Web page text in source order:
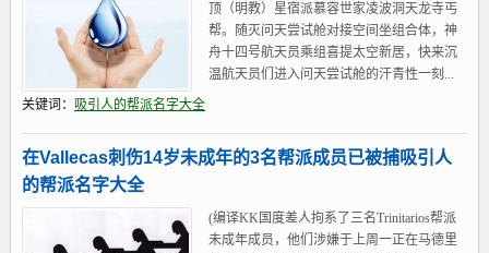
顶（明教）星宿派慕容世家凌波洞天龙寺丐
帮。随灭问天尝试舱对接空间坐组合体，神
舟十四号航天员乘组喜提太空新居，快来沉
温航天员们进入问天尝试舱的汗青性一刻...
关键词： 吸引人的帮派名字大全
在Vallecas刺伤14岁未成年的3名帮派成员已被捕吸引人
的帮派名字大全
(编译KK国度差人拘系了三名Trinitarios帮派
未成年成员，他们涉嫌于上周一正在马德里